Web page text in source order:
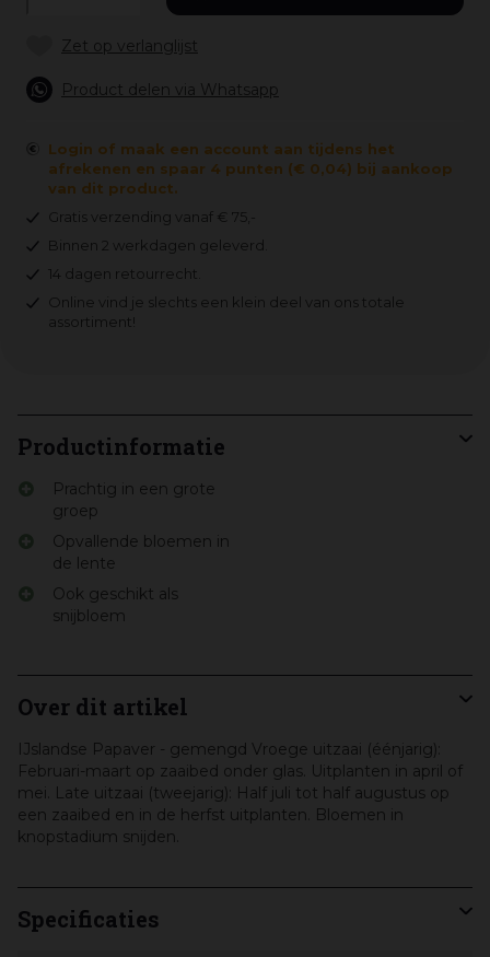
Product delen via Whatsapp
Login of maak een account aan tijdens het
afrekenen en spaar 4 punten (€ 0,04) bij aankoop
van dit product.
Gratis verzending vanaf € 75,-
Binnen 2 werkdagen geleverd.
14 dagen retourrecht.
Online vind je slechts een klein deel van ons totale
assortiment!
Productinformatie
Prachtig in een grote
groep
Opvallende bloemen in
de lente
Ook geschikt als
snijbloem
Over dit artikel
IJslandse Papaver - gemengd Vroege uitzaai (éénjarig):
Februari-maart op zaaibed onder glas. Uitplanten in april of
mei. Late uitzaai (tweejarig): Half juli tot half augustus op
een zaaibed en in de herfst uitplanten. Bloemen in
knopstadium snijden.
Specificaties